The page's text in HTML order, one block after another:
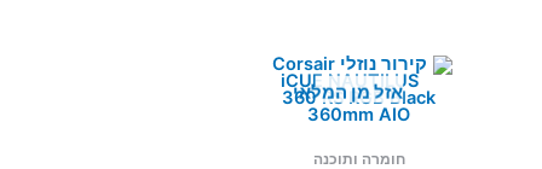
אזל מן המלאי
חומרה ותוכנה